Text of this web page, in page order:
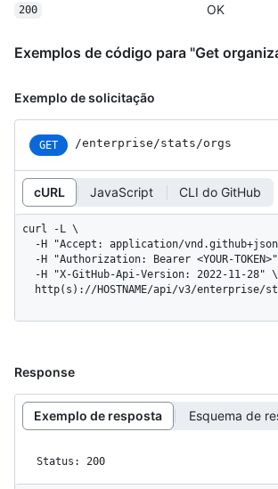
200 OK
Exemplos de código para "Get
Exemplo de solicitação
GET /enterprise/stats/orgs
cURL JavaScript CLI do GitHub
curl -L \
http(s)://HOSTNAME/api/v3/enterprise/
Response
Exemplo de resposta Esquema de
Status: 200